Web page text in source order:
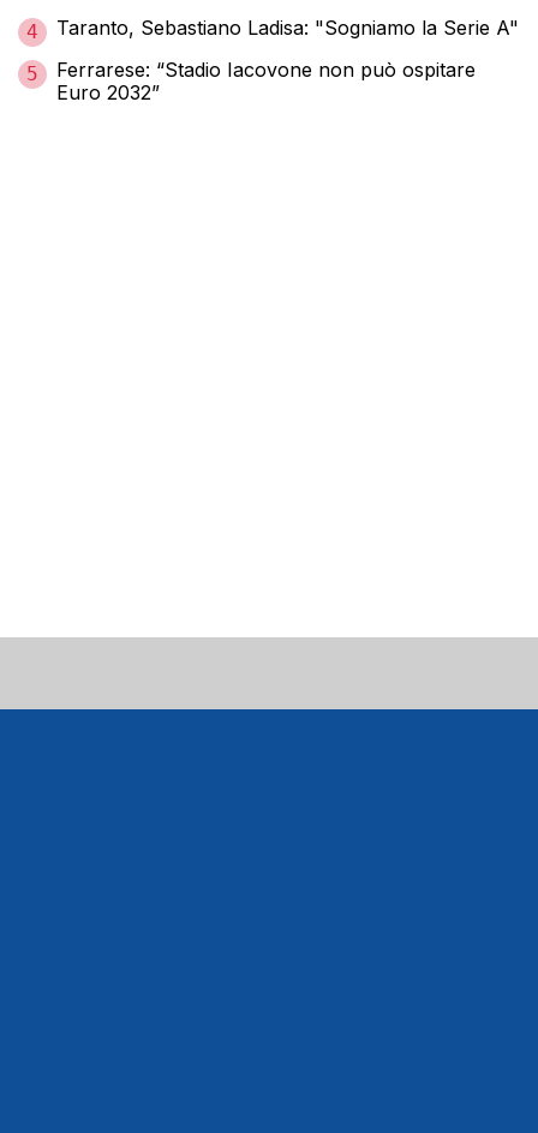
4 Taranto, Sebastiano Ladisa: "Sogniamo la Serie A"
5
Ferrarese: “Stadio Iacovone non può ospitare
Euro 2032”